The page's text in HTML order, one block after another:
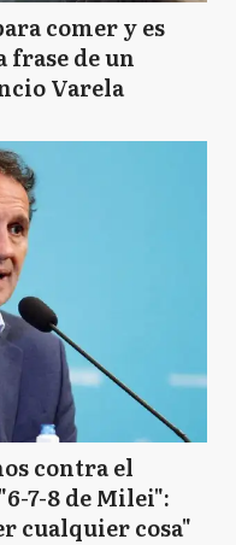
comer y es
frase de un
Varela
contra el
7-8 de Milei":
cualquier cosa"